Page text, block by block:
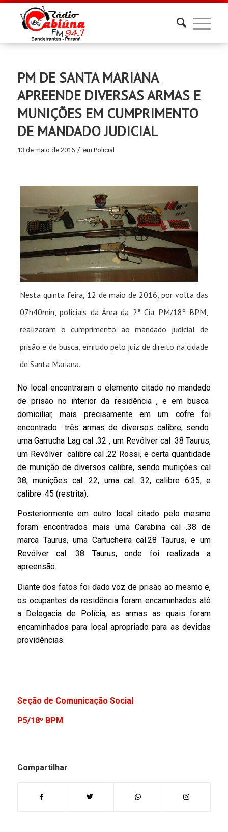
PM DE SANTA MARIANA
APREENDE DIVERSAS ARMAS E
MUNIÇÕES EM CUMPRIMENTO
DE MANDADO JUDICIAL
13 de maio de 2016 / em Policial
Nesta quinta feira, 12 de maio de 2016, por volta das
07h40min, policiais da Área da 2ª Cia PM/18º BPM,
realizaram o cumprimento ao mandado judicial de
prisão e de busca, emitido pelo juiz de direito na cidade
de Santa Mariana.
No local encontraram o elemento citado no mandado
de prisão no interior da residência , e em busca
domiciliar, mais precisamente em um cofre foi
encontrado três armas de diversos calibre, sendo
uma Garrucha Lag cal .32 , um Revólver cal .38 Taurus,
um Revólver calibre cal .22 Rossi, e certa quantidade
de munição de diversos calibre, sendo munições cal
38, munições cal. 22, uma cal. 32, calibre 6.35, e
calibre .45 (restrita).
Posteriormente em outro local citado pelo mesmo
foram encontrados mais uma Carabina cal .38 de
marca Taurus, uma Cartucheira cal.28 Taurus, e um
Revólver cal. 38 Taurus, onde foi realizada a
apreensão.
Diante dos fatos foi dado voz de prisão ao mesmo e,
os ocupantes da residência foram encaminhados até
a Delegacia de Polícia, as armas as quais foram
encaminhados para local apropriado para as devidas
providências.
Seção de Comunicação Social
P5/18º BPM
Compartilhar